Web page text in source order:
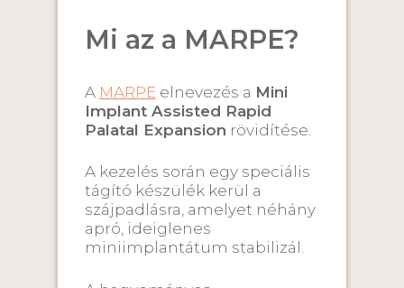
Mi az a MARPE?
A MARPE elnevezés a Mini
Implant Assisted Rapid
Palatal Expansion rövidítése.
A kezelés során egy speciális
tágító készülék kerül a
szájpadlásra, amelyet néhány
apró, ideiglenes
miniimplantátum stabilizál.